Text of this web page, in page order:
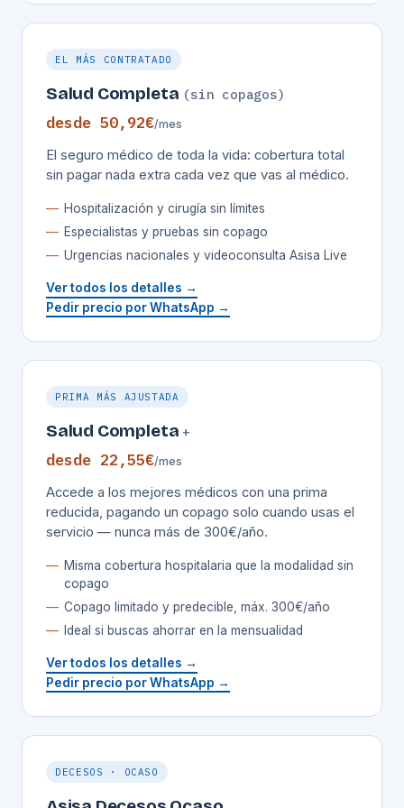
EL MÁS CONTRATADO
Salud Completa (sin copagos)
desde 50,92€/mes
El seguro médico de toda la vida: cobertura total
sin pagar nada extra cada vez que vas al médico.
Hospitalización y cirugía sin límites
Especialistas y pruebas sin copago
Urgencias nacionales y videoconsulta Asisa Live
Ver todos los detalles →
Pedir precio por WhatsApp →
PRIMA MÁS AJUSTADA
Salud Completa +
desde 22,55€/mes
Accede a los mejores médicos con una prima
reducida, pagando un copago solo cuando usas el
servicio — nunca más de 300€/año.
Misma cobertura hospitalaria que la modalidad sin
copago
Copago limitado y predecible, máx. 300€/año
Ideal si buscas ahorrar en la mensualidad
Ver todos los detalles →
Pedir precio por WhatsApp →
DECESOS · OCASO